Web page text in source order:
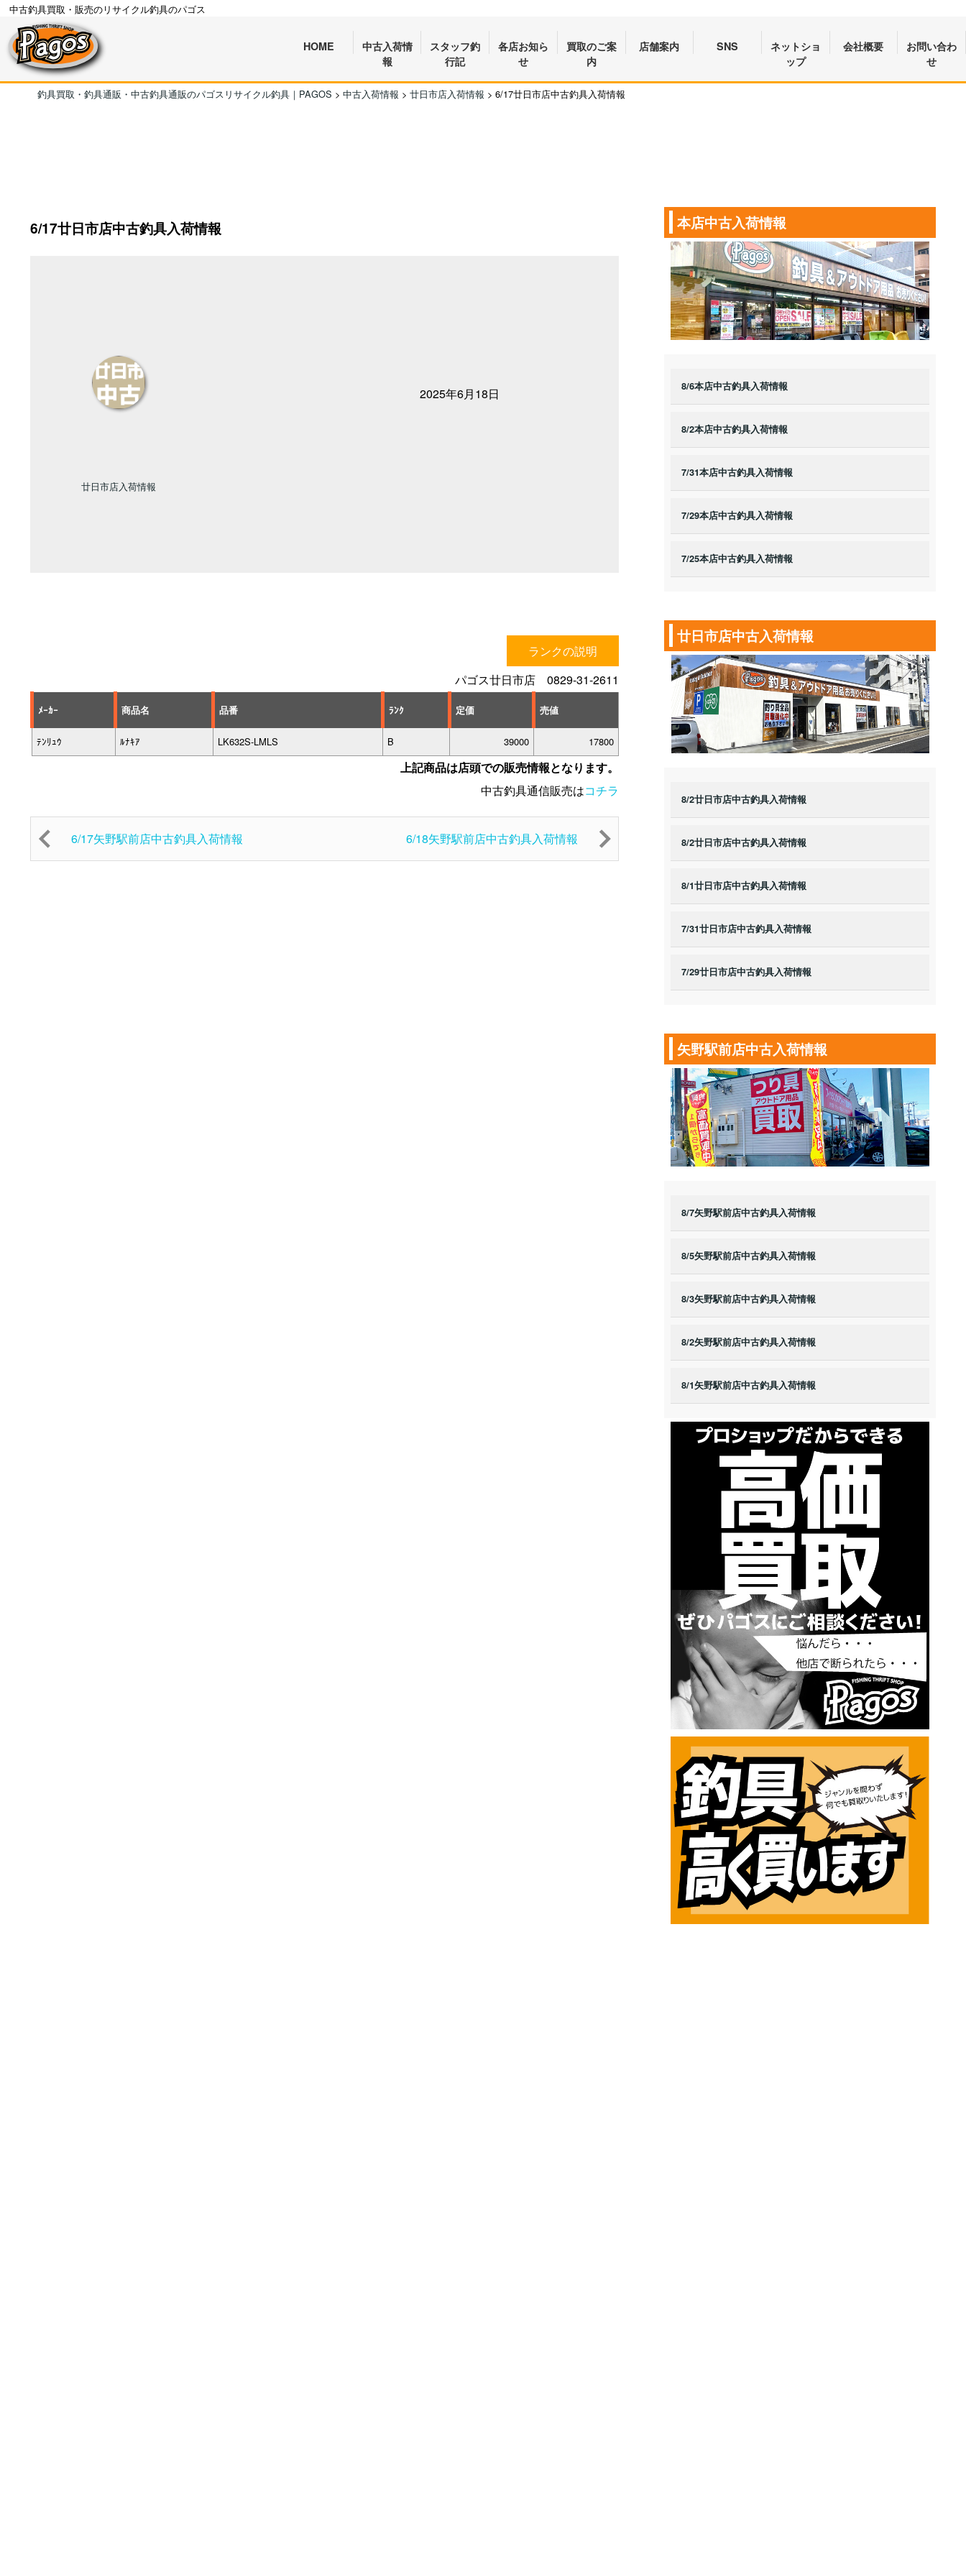
中古釣具買取・販売のリサイクル釣具のパゴス
HOME
中古入荷情
報
スタッフ釣
行記
各店お知ら
せ
買取のご案
内
店舗案内 SNS
ネットショ
ップ
会社概要
お問い合わ
せ
釣具買取・釣具通販・中古釣具通販のパゴスリサイクル釣具｜PAGOS > 中古入荷情報 > 廿日市店入荷情報 > 6/17廿日市店中古釣具入荷情報
6/17廿日市店中古釣具入荷情報
廿日市店入荷情報
2025年6月18日
ランクの説明
パゴス廿日市店 0829-31-2611
ﾒｰｶｰ 商品名 品番 ﾗﾝｸ 定価 売値
ﾃﾝﾘｭｳ ﾙﾅｷｱ LK632S-LMLS B 39000 17800
上記商品は店頭での販売情報となります。
中古釣具通信販売はコチラ
6/17矢野駅前店中古釣具入荷情報 6/18矢野駅前店中古釣具入荷情報
本店中古入荷情報
8/6本店中古釣具入荷情報
8/2本店中古釣具入荷情報
7/31本店中古釣具入荷情報
7/29本店中古釣具入荷情報
7/25本店中古釣具入荷情報
廿日市店中古入荷情報
8/2廿日市店中古釣具入荷情報
8/2廿日市店中古釣具入荷情報
8/1廿日市店中古釣具入荷情報
7/31廿日市店中古釣具入荷情報
7/29廿日市店中古釣具入荷情報
矢野駅前店中古入荷情報
8/7矢野駅前店中古釣具入荷情報
8/5矢野駅前店中古釣具入荷情報
8/3矢野駅前店中古釣具入荷情報
8/2矢野駅前店中古釣具入荷情報
8/1矢野駅前店中古釣具入荷情報